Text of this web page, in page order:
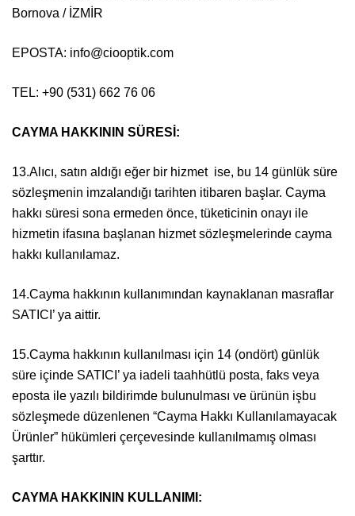
Bornova / İZMİR
EPOSTA: info@ciooptik.com
TEL: +90 (531) 662 76 06
CAYMA HAKKININ SÜRESİ:
13.Alıcı, satın aldığı eğer bir hizmet ise, bu 14 günlük süre
sözleşmenin imzalandığı tarihten itibaren başlar. Cayma
hakkı süresi sona ermeden önce, tüketicinin onayı ile
hizmetin ifasına başlanan hizmet sözleşmelerinde cayma
hakkı kullanılamaz.
14.Cayma hakkının kullanımından kaynaklanan masraflar
SATICI’ ya aittir.
15.Cayma hakkının kullanılması için 14 (ondört) günlük
süre içinde SATICI’ ya iadeli taahhütlü posta, faks veya
eposta ile yazılı bildirimde bulunulması ve ürünün işbu
sözleşmede düzenlenen “Cayma Hakkı Kullanılamayacak
Ürünler” hükümleri çerçevesinde kullanılmamış olması
şarttır.
CAYMA HAKKININ KULLANIMI: